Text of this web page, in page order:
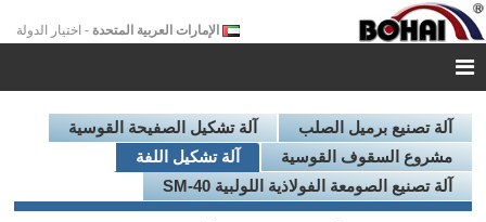
الإمارات العربية المتحدة - اختيار الدولة
آلة تصنيع برميل الصلب
آلة تشكيل الصفيحة القوسية
مشروع السقوف القوسية
آلة تشكيل اللفة
آلة تصنيع الصومعة الفولاذية اللولبية SM-40